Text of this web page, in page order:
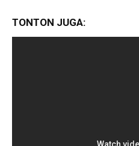
TONTON JUGA: